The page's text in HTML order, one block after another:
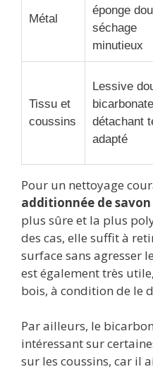
Métal
éponge
séchage
minutieux
Tissu et
coussins
Lessive
détachant
adapté
Pour un nettoyage
additionnée de
plus sûre et la plus
des cas, elle suffit à
surface sans agresser
est également très
bois, à condition de le
Par ailleurs, le
intéressant sur
sur les coussins, car il